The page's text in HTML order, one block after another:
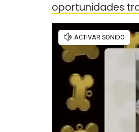
oportunidades